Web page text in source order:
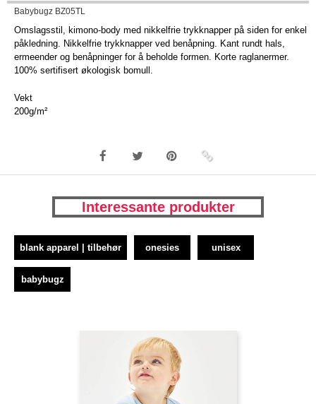
Babybugz BZ05TL
Omslagsstil, kimono-body med nikkelfrie trykknapper på siden for enkel
påkledning. Nikkelfrie trykknapper ved benåpning. Kant rundt hals,
ermeender og benåpninger for å beholde formen. Korte raglanermer.
100% sertifisert økologisk bomull.
Vekt
200g/m²
Interessante produkter
blank apparel | tilbehør onesies unisex
babybugz